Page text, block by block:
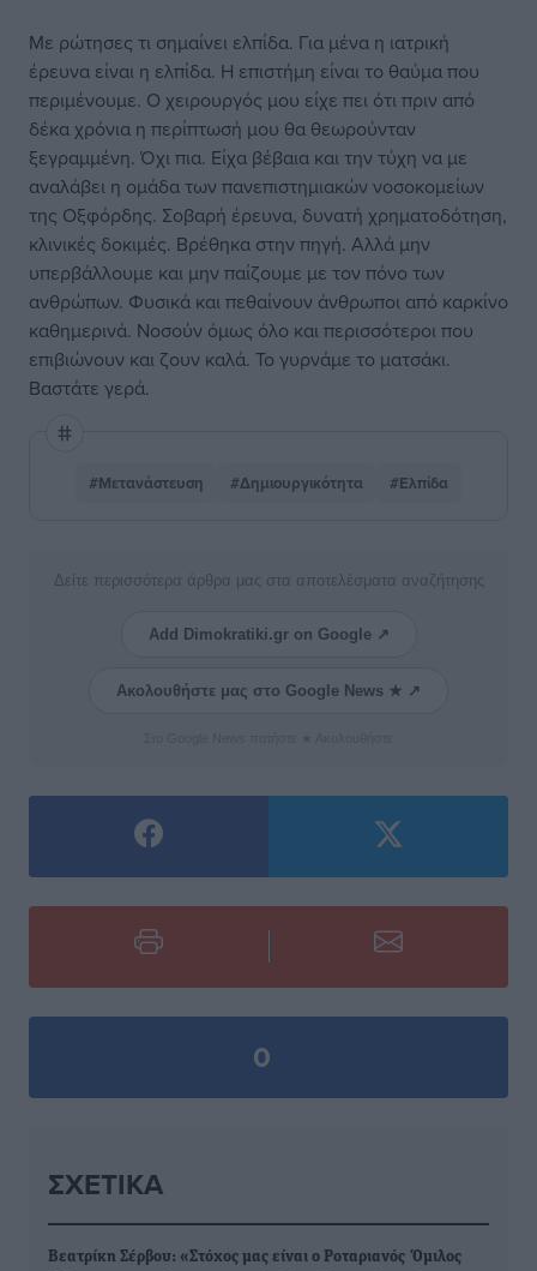
Με ρώτησες τι σημαίνει ελπίδα. Για μένα η ιατρική
έρευνα είναι η ελπίδα. Η επιστήμη είναι το θαύμα που
περιμένουμε. Ο χειρουργός μου είχε πει ότι πριν από
δέκα χρόνια η περίπτωσή μου θα θεωρούνταν
ξεγραμμένη. Όχι πια. Είχα βέβαια και την τύχη να με
αναλάβει η ομάδα των πανεπιστημιακών νοσοκομείων
της Οξφόρδης. Σοβαρή έρευνα, δυνατή χρηματοδότηση,
κλινικές δοκιμές. Βρέθηκα στην πηγή. Αλλά μην
υπερβάλλουμε και μην παίζουμε με τον πόνο των
ανθρώπων. Φυσικά και πεθαίνουν άνθρωποι από καρκίνο
καθημερινά. Νοσούν όμως όλο και περισσότεροι που
επιβιώνουν και ζουν καλά. Το γυρνάμε το ματσάκι.
Βαστάτε γερά.
#Μετανάστευση #Δημιουργικότητα #Ελπίδα
Δείτε περισσότερα άρθρα μας στα αποτελέσματα αναζήτησης
Add Dimokratiki.gr on Google ↗
Ακολουθήστε μας στο Google News ★ ↗
0
ΣΧΕΤΙΚΆ
Βεατρίκη Σέρβου: «Στόχος μας είναι ο Ροταριανός Όμιλος